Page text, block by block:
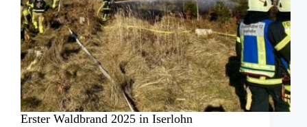
Erster Waldbrand 2025 in Iserlohn